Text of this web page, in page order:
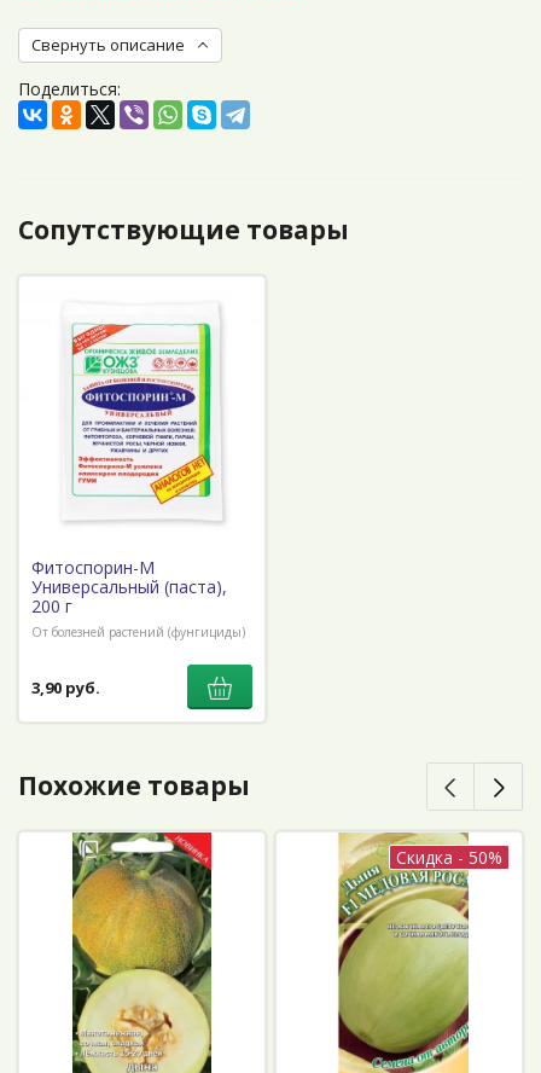
Свернуть описание
Поделиться:
Сопутствующие товары
Фитоспорин-М
Универсальный (паста),
200 г
От болезней растений (фунгициды)
3,90 руб.
Похожие товары
Скидка - 50%